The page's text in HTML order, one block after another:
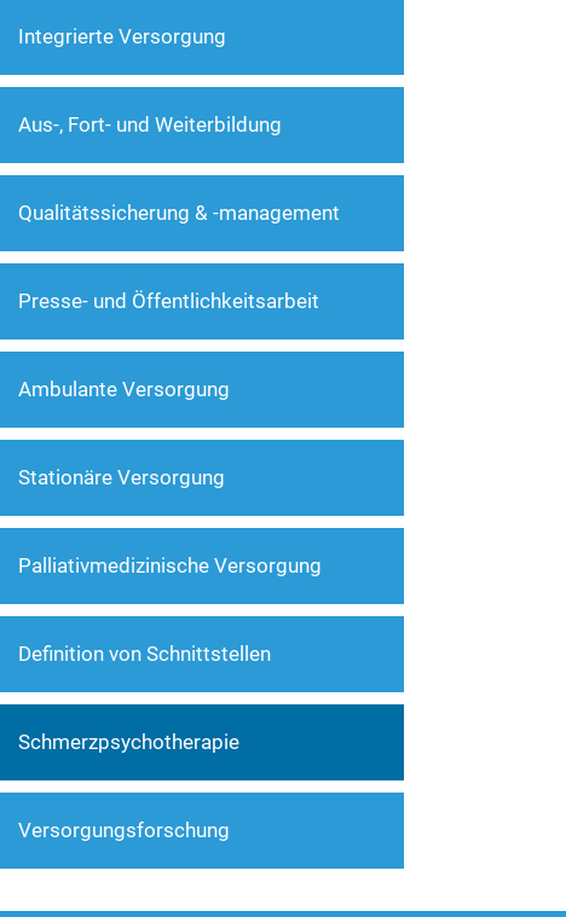
Integrierte Versorgung
Aus-, Fort- und Weiterbildung
Qualitätssicherung & -management
Presse- und Öffentlichkeitsarbeit
Ambulante Versorgung
Stationäre Versorgung
Palliativmedizinische Versorgung
Definition von Schnittstellen
Schmerzpsychotherapie
Versorgungsforschung